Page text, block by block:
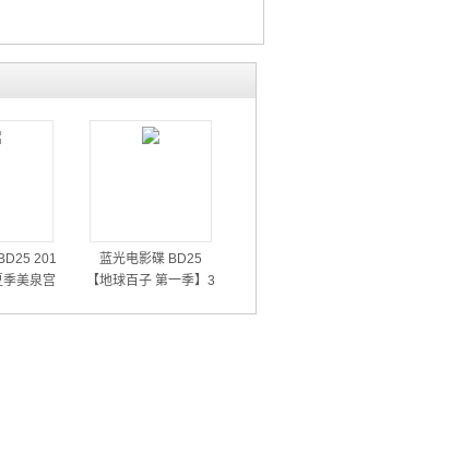
201
美泉宫
蓝光电影碟 BD25
【地球百子 第一季】3